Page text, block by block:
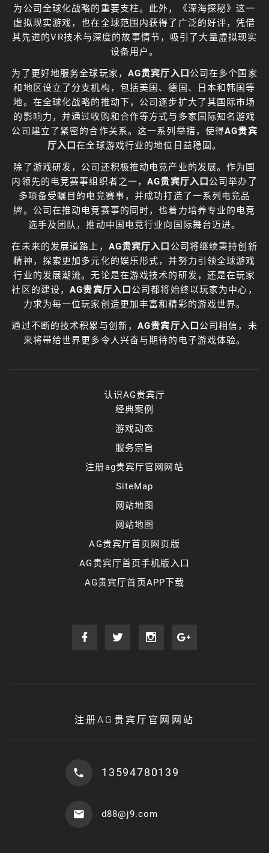
为公司全球化战略的重要支柱。此外，《深海探秘》这一
虚拟现实游戏，也在全球范围内获得了广泛的好评，凭借
其先进的VR技术与深度的故事情节，吸引了大量虚拟现实
设备用户。
为了更好地服务全球玩家， AG贵宾厅入口公司在多个国家
和地区设立了分支机构，包括美国、德国、日本和韩国等
地。在全球化战略的推动下，公司逐步扩大了其国际市场
的影响力，并通过收购和合作等方式与多家国际知名游戏
公司建立了紧密的合作关系。这一系列举措，使得AG贵宾
厅入口在全球游戏行业的地位日益稳固。
除了游戏研发，公司还积极推动电竞产业的发展。作为国
内领先的电竞赛事组织者之一，AG贵宾厅入口公司举办了
多项备受瞩目的电竞赛事，并成功打造了一系列电竞品
牌。公司在推动电竞赛事的同时，也着力培养专业的电竞
选手及团队，推动中国电竞行业向国际舞台迈进。
在未来的发展道路上， AG贵宾厅入口 公司将继续秉持创新
精神，探索更加多元化的娱乐形式，并努力引领全球游戏
行业的发展潮流。无论是在游戏技术的研发，还是在玩家
社区的建设，AG贵宾厅入口公司都将始终以玩家为中心，
力求为每一位玩家创造更加丰富和精彩的游戏世界。
通过不断的技术积累与创新， AG贵宾厅入口公司相信，未
来将带给世界更多令人兴奋与期待的电子游戏体验。
认识AG贵宾厅
经典案例
游戏动态
服务宗旨
注册ag贵宾厅官网网站
SiteMap
网站地图
网站地图
AG贵宾厅首页网页版
AG贵宾厅首页手机版入口
AG贵宾厅首页APP下载
注册AG贵宾厅官网网站
13594780139
d88@j9.com